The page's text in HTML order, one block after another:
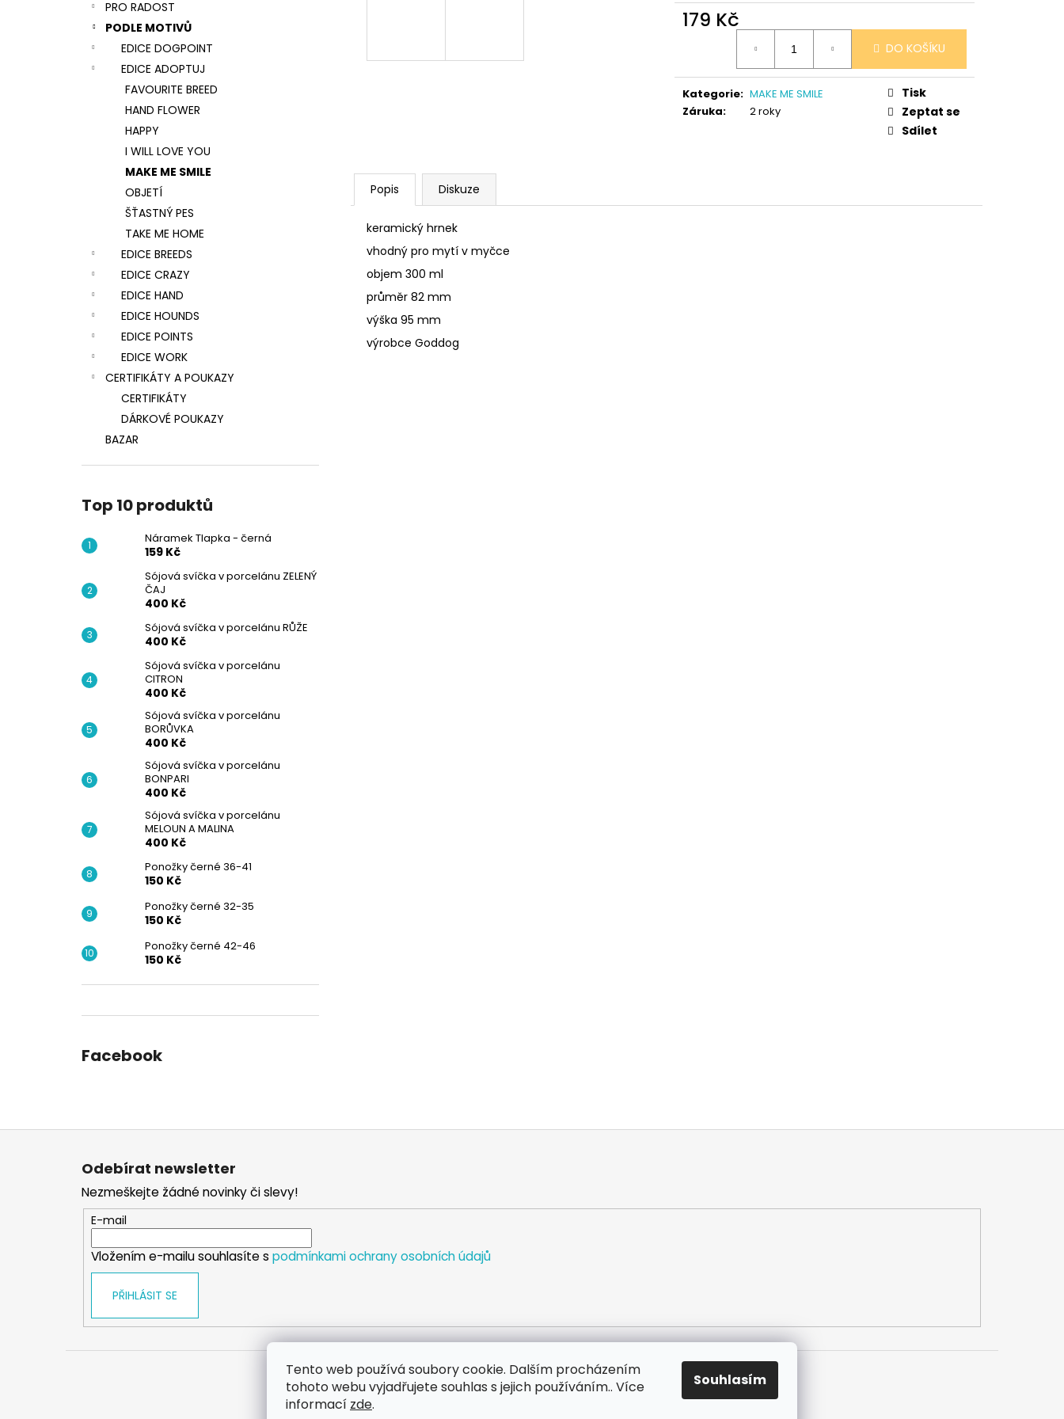
Tento web používá soubory cookie. Dalším procházením
tohoto webu vyjadřujete souhlas s jejich používáním.. Více
informací zde.
Souhlasím
PRO RADOST
PODLE MOTIVŮ
EDICE DOGPOINT
EDICE ADOPTUJ
FAVOURITE BREED
HAND FLOWER
HAPPY
I WILL LOVE YOU
MAKE ME SMILE
OBJETÍ
ŠŤASTNÝ PES
TAKE ME HOME
EDICE BREEDS
EDICE CRAZY
EDICE HAND
EDICE HOUNDS
EDICE POINTS
EDICE WORK
CERTIFIKÁTY A POUKAZY
CERTIFIKÁTY
DÁRKOVÉ POUKAZY
BAZAR
Top 10 produktů
Náramek Tlapka - černá
159 Kč
Sójová svíčka v porcelánu ZELENÝ
ČAJ
400 Kč
Sójová svíčka v porcelánu RŮŽE
400 Kč
Sójová svíčka v porcelánu
CITRON
400 Kč
Sójová svíčka v porcelánu
BORŮVKA
400 Kč
Sójová svíčka v porcelánu
BONPARI
400 Kč
Sójová svíčka v porcelánu
MELOUN A MALINA
400 Kč
Ponožky černé 36-41
150 Kč
Ponožky černé 32-35
150 Kč
Ponožky černé 42-46
150 Kč
Facebook
179 Kč
DO KOŠÍKU
Kategorie: MAKE ME SMILE
Záruka: 2 roky
Tisk
Zeptat se
Sdílet
Popis Diskuze
keramický hrnek
vhodný pro mytí v myčce
objem 300 ml
průměr 82 mm
výška 95 mm
výrobce Goddog
NÁRAMEK TLAPKA - ČERNÁ
159 Kč
SÓJOVÁ SVÍČKA V PORCELÁNU RŮŽE
Z
Odebírat newsletter
Nezmeškejte žádné novinky či slevy!
E-mail
Vložením e-mailu souhlasíte s podmínkami ochrany osobních údajů
PŘIHLÁSIT SE
WEB FACEBOOK INSTAGRAM YOUTUBE